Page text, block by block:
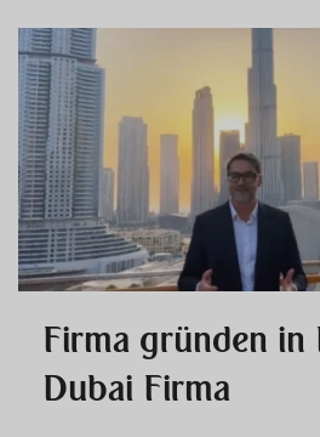
Firma gründen
Dubai Firma